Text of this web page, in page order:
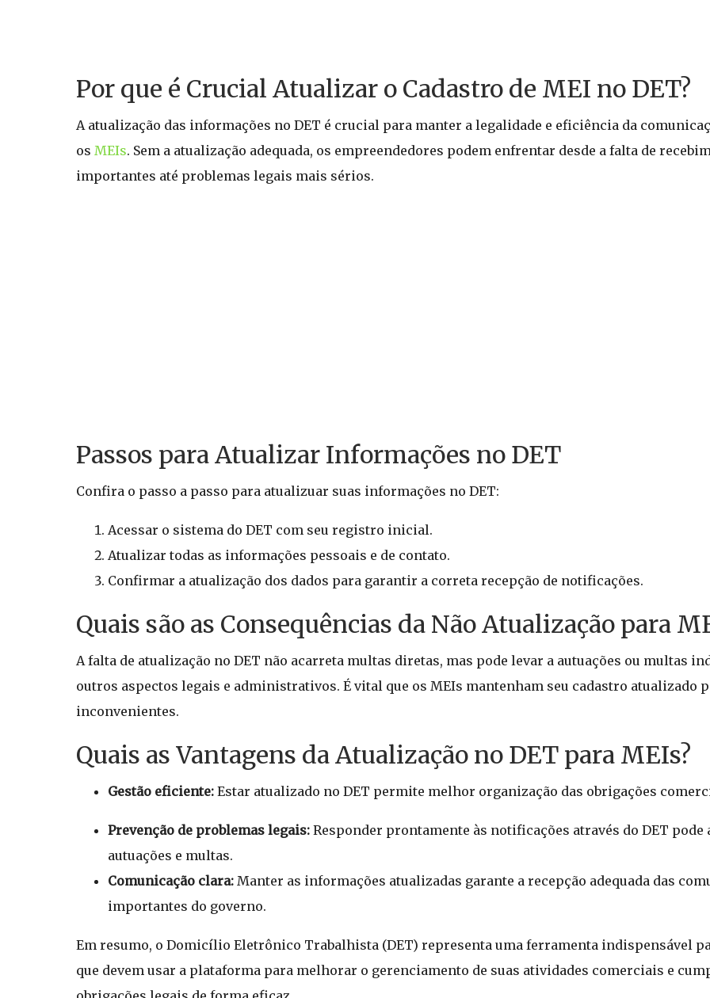
Por que é Crucial Atualizar o Cadastro de MEI no DET?
A atualização das informações no DET é crucial para manter a legalidade e eficiência da
os MEIs. Sem a atualização adequada, os empreendedores podem enfrentar desde a falta de
importantes até problemas legais mais sérios.
Passos para Atualizar Informações no DET
Confira o passo a passo para atualizuar suas informações no DET:
Acessar o sistema do DET com seu registro inicial.
Atualizar todas as informações pessoais e de contato.
Confirmar a atualização dos dados para garantir a correta recepção de notificações.
Quais são as Consequências da Não Atualização para
A falta de atualização no DET não acarreta multas diretas, mas pode levar a autuações ou multas
outros aspectos legais e administrativos. É vital que os MEIs mantenham seu cadastro atualizado
inconvenientes.
Quais as Vantagens da Atualização no DET para MEIs?
Gestão eficiente: Estar atualizado no DET permite melhor organização das obrigações
Prevenção de problemas legais: Responder prontamente às notificações através do DET pode
autuações e multas.
Comunicação clara: Manter as informações atualizadas garante a recepção adequada das
importantes do governo.
Em resumo, o Domicílio Eletrônico Trabalhista (DET) representa uma ferramenta indispensável
que devem usar a plataforma para melhorar o gerenciamento de suas atividades comerciais e